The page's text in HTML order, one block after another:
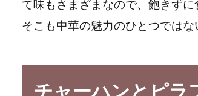
て味もさまざまなので、飽きずに
そこも中華の魅力のひとつではな
チャーハンとピラ